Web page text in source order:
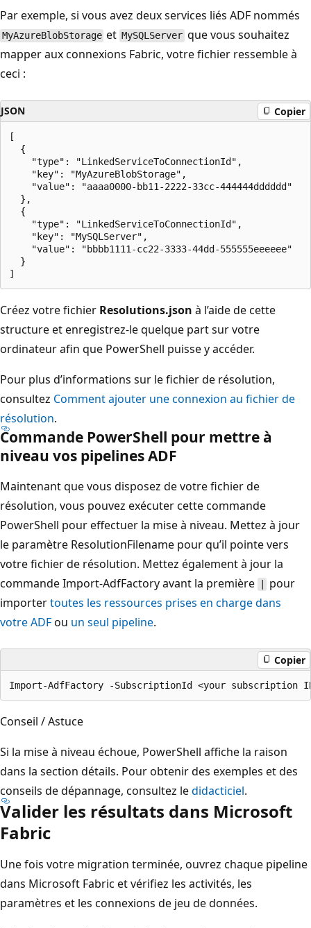
Par exemple, si vous avez deux services liés ADF nommés
MyAzureBlobStorage et MySQLServer que vous souhaitez
mapper aux connexions Fabric, votre fichier ressemble à
ceci :
JSON Copier
[
  {
    "type": "LinkedServiceToConnectionId",
    "key": "MyAzureBlobStorage",
    "value": "aaaa0000-bb11-2222-33cc-444444dddddd"
  },
  {
    "type": "LinkedServiceToConnectionId",
    "key": "MySQLServer",
    "value": "bbbb1111-cc22-3333-44dd-555555eeeeee"
  }
Créez votre fichier Resolutions.json à l’aide de cette
structure et enregistrez-le quelque part sur votre
ordinateur afin que PowerShell puisse y accéder.
Pour plus d’informations sur le fichier de résolution,
consultez Comment ajouter une connexion au fichier de
résolution.
Commande PowerShell pour mettre à
niveau vos pipelines ADF
Maintenant que vous disposez de votre fichier de
résolution, vous pouvez exécuter cette commande
PowerShell pour effectuer la mise à niveau. Mettez à jour
le paramètre ResolutionFilename pour qu’il pointe vers
votre fichier de résolution. Mettez également à jour la
commande Import-AdfFactory avant la première
pour
importertoutes les ressources prises en charge dans
votre ADFou un seul pipeline.
Copier
Conseil / Astuce
Si la mise à niveau échoue, PowerShell affiche la raison
dans la section détails. Pour obtenir des exemples et des
conseils de dépannage, consultez ledidacticiel.
Valider les résultats dans Microsoft
Fabric
Une fois votre migration terminée, ouvrez chaque pipeline
dans Microsoft Fabric et vérifiez les activités, les
paramètres et les connexions de jeu de données.